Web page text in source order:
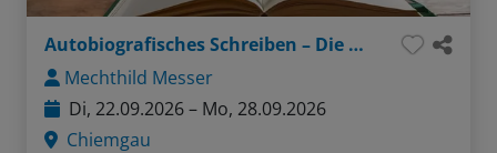
Autobiografisches Schreiben – Die Würze meines Lebens
Mechthild Messer
Di, 22.09.2026 – Mo, 28.09.2026
Chiemgau